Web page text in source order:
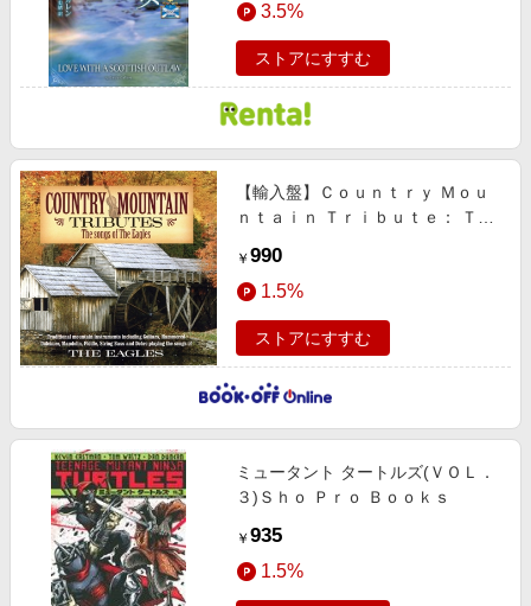
3.5%
ストアにすすむ
【輸入盤】Ｃｏｕｎｔｒｙ Ｍｏｕ
ｎｔａｉｎ Ｔｒｉｂｕｔｅ： Ｔｈ
￥ 990
1.5%
ストアにすすむ
ミュータント タートルズ(ＶＯＬ．
３)Ｓｈｏ Ｐｒｏ Ｂｏｏｋｓ
￥ 935
1.5%